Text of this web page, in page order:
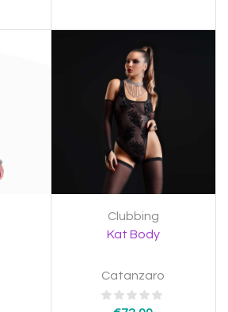
Clubbing
Kat Body
Catanzaro